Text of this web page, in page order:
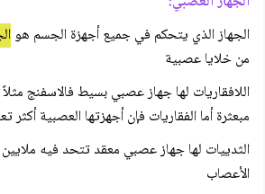
الجهاز الذي يتحكم في جميع أجهزة الجسم هو
من خلايا عصبية
اللافقاريات لها جهاز عصبي بسيط فالاسفنج
مبعثرة أما الفقاريات فإن أجهزتها العصبية أكثر
الثدييات لها جهاز عصبي معقد تتحد فيه ملايين
الأعصاب